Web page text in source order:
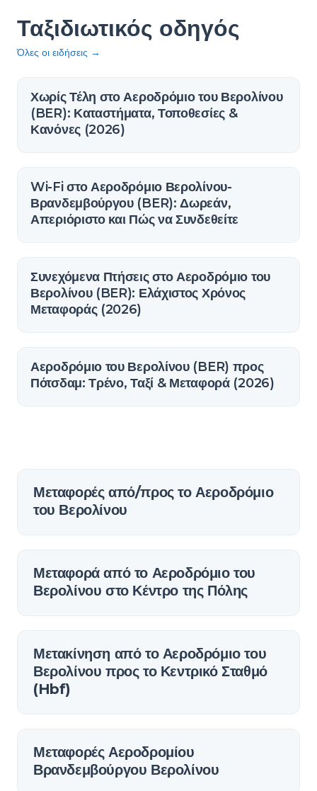
Ταξιδιωτικός οδηγός
Όλες οι ειδήσεις →
Χωρίς Τέλη στο Αεροδρόμιο του Βερολίνου
(BER): Καταστήματα, Τοποθεσίες &
Κανόνες (2026)
Wi-Fi στο Αεροδρόμιο Βερολίνου-
Βρανδεμβούργου (BER): Δωρεάν,
Απεριόριστο και Πώς να Συνδεθείτε
Συνεχόμενα Πτήσεις στο Αεροδρόμιο του
Βερολίνου (BER): Ελάχιστος Χρόνος
Μεταφοράς (2026)
Αεροδρόμιο του Βερολίνου (BER) προς
Πότσδαμ: Τρένο, Ταξί & Μεταφορά (2026)
Μεταφορές από/προς το Αεροδρόμιο
του Βερολίνου
Μεταφορά από το Αεροδρόμιο του
Βερολίνου στο Κέντρο της Πόλης
Μετακίνηση από το Αεροδρόμιο του
Βερολίνου προς το Κεντρικό Σταθμό
(Hbf)
Μεταφορές Αεροδρομίου
Βρανδεμβούργου Βερολίνου